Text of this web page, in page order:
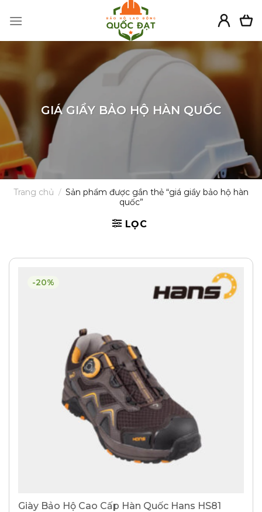
GIÁ GIẦY BẢO HỘ HÀN QUỐC
Trang chủ / Sản phẩm được gắn thẻ “giá giầy bảo hộ hàn
quốc”
LỌC
-20%
Giày Bảo Hộ Cao Cấp Hàn Quốc Hans HS81